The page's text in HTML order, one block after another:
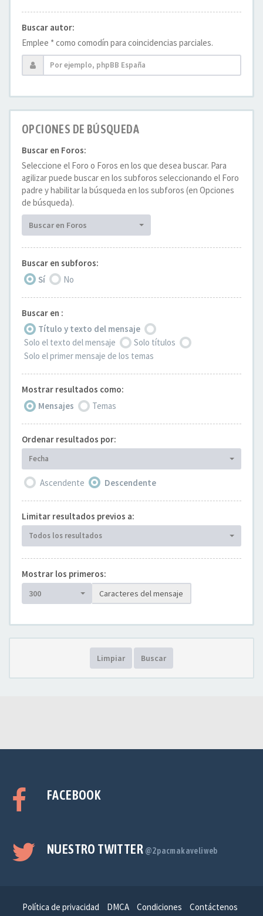
Buscar autor:
Emplee * como comodín para coincidencias parciales.
OPCIONES DE BÚSQUEDA
Buscar en Foros:
Seleccione el Foro o Foros en los que desea buscar. Para
agilizar puede buscar en los subforos seleccionando el Foro
padre y habilitar la búsqueda en los subforos (en Opciones
de búsqueda).
Buscar en Foros
Buscar en subforos:
Sí
No
Buscar en :
Título y texto del mensaje
Solo el texto del mensaje
Solo títulos
Solo el primer mensaje de los temas
Mostrar resultados como:
Mensajes
Temas
Ordenar resultados por:
Fecha
Ascendente Descendente
Limitar resultados previos a:
Todos los resultados
Mostrar los primeros:
300 Caracteres del mensaje
Limpiar Buscar
FACEBOOK
NUESTRO TWITTER @2pacmakaveliweb
Política de privacidad DMCA Condiciones Contáctenos